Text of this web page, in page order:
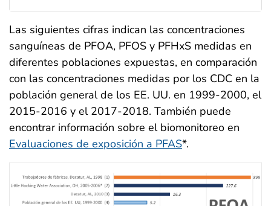
Las siguientes cifras indican las concentraciones
sanguíneas de PFOA, PFOS y PFHxS medidas en
diferentes poblaciones expuestas, en comparación
con las concentraciones medidas por los CDC en la
población general de los EE. UU. en 1999-2000, el
2015-2016 y el 2017-2018. También puede
encontrar información sobre el biomonitoreo en
Evaluaciones de exposición a PFAS*.